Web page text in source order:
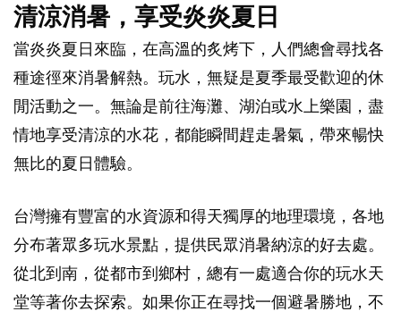
清涼消暑，享受炎炎夏日
當炎炎夏日來臨，在高溫的炙烤下，人們總會尋找各
種途徑來消暑解熱。玩水，無疑是夏季最受歡迎的休
閒活動之一。無論是前往海灘、湖泊或水上樂園，盡
情地享受清涼的水花，都能瞬間趕走暑氣，帶來暢快
無比的夏日體驗。
台灣擁有豐富的水資源和得天獨厚的地理環境，各地
分布著眾多玩水景點，提供民眾消暑納涼的好去處。
從北到南，從都市到鄉村，總有一處適合你的玩水天
堂等著你去探索。如果你正在尋找一個避暑勝地，不